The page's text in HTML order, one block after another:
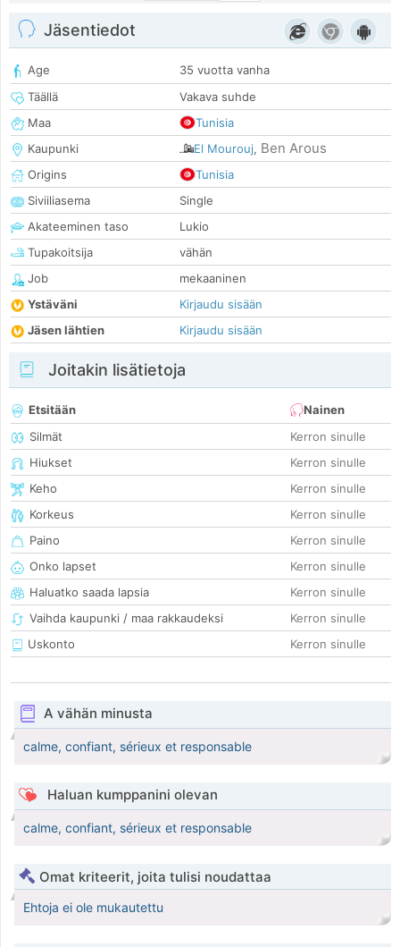
Jäsentiedot
Age
35 vuotta vanha
Täällä
Vakava suhde
Maa
Tunisia
Kaupunki
El Mourouj, Ben Arous
Origins
Tunisia
Siviiliasema
Single
Akateeminen taso
Lukio
Tupakoitsija
vähän
Job
mekaaninen
Ystäväni
Kirjaudu sisään
Jäsen lähtien
Kirjaudu sisään
Joitakin lisätietoja
Etsitään
Nainen
Silmät
Kerron sinulle
Hiukset
Kerron sinulle
Keho
Kerron sinulle
Korkeus
Kerron sinulle
Paino
Kerron sinulle
Onko lapset
Kerron sinulle
Haluatko saada lapsia
Kerron sinulle
Vaihda kaupunki / maa rakkaudeksi
Kerron sinulle
Uskonto
Kerron sinulle
A vähän minusta
calme, confiant, sérieux et responsable
Haluan kumppanini olevan
calme, confiant, sérieux et responsable
Omat kriteerit, joita tulisi noudattaa
Ehtoja ei ole mukautettu